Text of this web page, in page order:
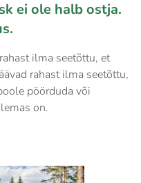
ei ole halb ostja.
ilma seetõttu, et
rahast ilma seetõttu,
pöörduda või
on.